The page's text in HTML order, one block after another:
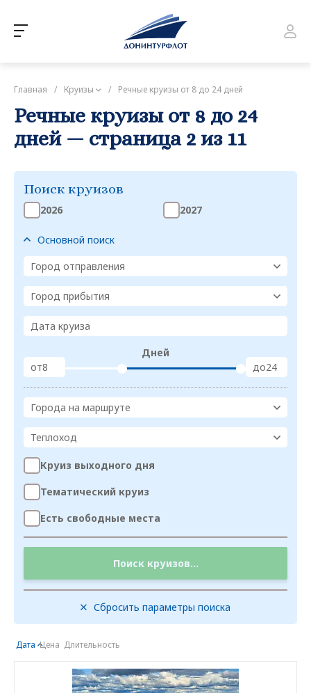
Главная / Круизы / Речные круизы от 8 до 24 дней
Речные круизы от 8 до 24
дней — страница 2 из 11
Поиск круизов
2026 2027
Основной поиск
Город отправления
Город прибытия
Дата круиза
от
Дней
до
Города на маршруте
Теплоход
Круиз выходного дня
Тематический круиз
Есть свободные места
Поиск круизов...
Сбросить параметры поиска
Дата Цена Длительность